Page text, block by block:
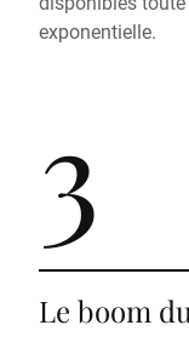
exponentielle.
3
Le boom